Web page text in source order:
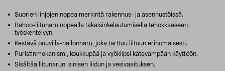
Suorien linjojen nopea merkintä rakennus- ja asennustöissä.
Bahco-liitunaru nopealla takaisinkelautumisella tehokkaaseen
työskentelyyn.
Kestävä puuvilla-nailonnaru, joka tarttuu liituun erinomaisesti.
Puristinmekanismi, koukkupää ja vyöklipsi kätevämpään käyttöön.
Sisältää liitunarun, sinisen liidun ja vesivaaituksen.